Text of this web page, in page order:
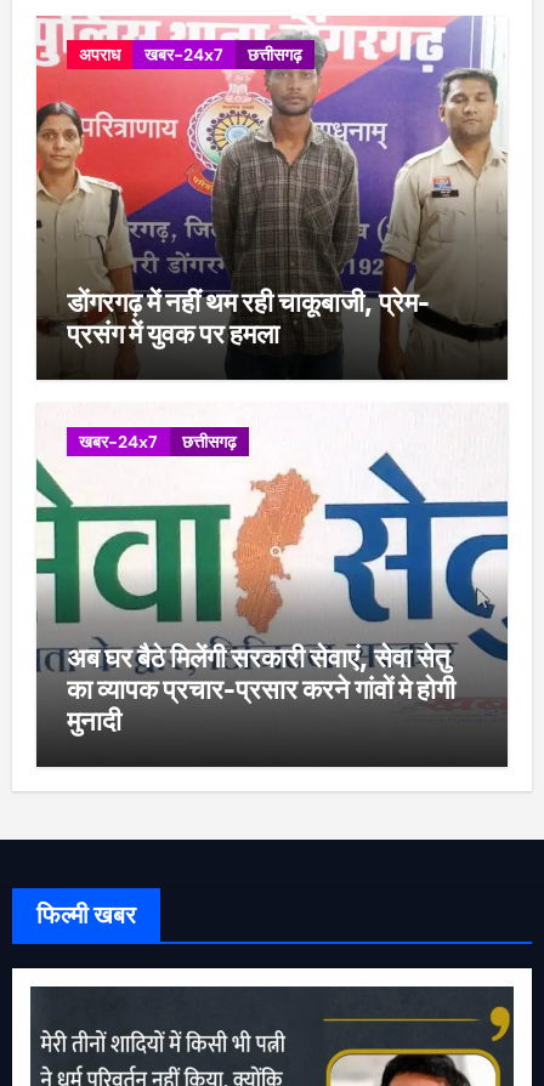
अपराध खबर-24x7 छत्तीसगढ़
डोंगरगढ़ में नहीं थम रही चाकूबाजी, प्रेम-
प्रसंग में युवक पर हमला
खबर-24x7 छत्तीसगढ़
अब घर बैठे मिलेंगी सरकारी सेवाएं, सेवा सेतु
का व्यापक प्रचार-प्रसार करने गांवों मे होगी
मुनादी
फिल्मी खबर